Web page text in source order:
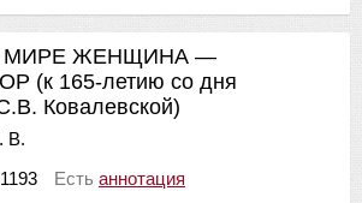
МИРЕ ЖЕНЩИНА —
(к 165-летию со дня
Ковалевской)
В.
1193 Есть аннотация